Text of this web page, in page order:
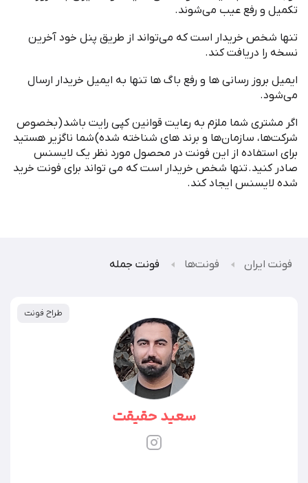
تکمیل و رفع عیب میشوند.
تنها شخص خریدار است که میتواند از طریق پنل خود آخرین
نسخه را دریافت کند.
ایمیل بروز رسانی ها و رفع باگ ها تنها به ایمیل خریدار ارسال
میشود.
اگر مشتری شما ملزم به رعایت قوانین کپی رایت باشد(بخصوص
شرکتها، سازمانها و برند های شناخته شده)شما ناگزیر هستید
برای استفاده از این فونت در محصول مورد نظر یک لایسنس
صادر کنید.تنها شخص خریدار است که می تواند برای فونت خرید
شده لایسنس ایجاد کند.
فونت ایران فونت‌ها فونت جمله
طراح فونت
سعید حقیقت